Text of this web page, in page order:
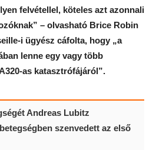
felvétellel, köteles azt azonnali
– olvasható Brice Robin
i ügyész cáfolta, hogy „a
lenne egy vagy több
as katasztrófájáról”.
Andreas Lubitz
szenvedett az első